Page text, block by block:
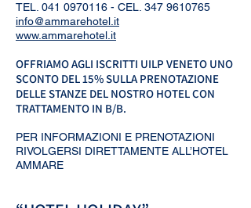
TEL. 041 0970116 - CEL. 347 9610765
info@ammarehotel.it
www.ammarehotel.it
OFFRIAMO AGLI ISCRITTI UILP VENETO UNO
SCONTO DEL 15% SULLA PRENOTAZIONE
DELLE STANZE DEL NOSTRO HOTEL CON
TRATTAMENTO IN B/B.
PER INFORMAZIONI E PRENOTAZIONI
RIVOLGERSI DIRETTAMENTE ALL’HOTEL
AMMARE